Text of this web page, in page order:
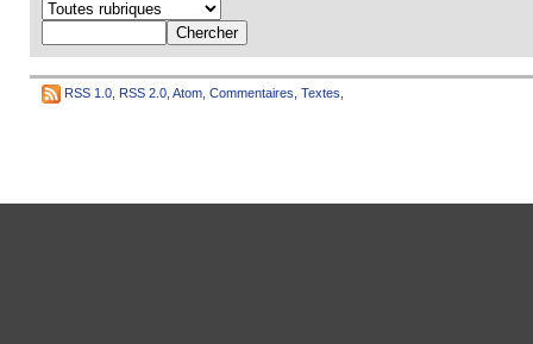
RSS 1.0 RSS 2.0 Atom Commentaires Textes